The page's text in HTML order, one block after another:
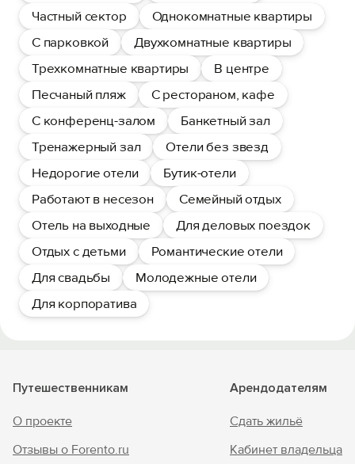
Частный сектор
Однокомнатные квартиры
С парковкой
Двухкомнатные квартиры
Трехкомнатные квартиры
В центре
Песчаный пляж
С рестораном, кафе
С конференц-залом
Банкетный зал
Тренажерный зал
Отели без звезд
Недорогие отели
Бутик-отели
Работают в несезон
Семейный отдых
Отель на выходные
Для деловых поездок
Отдых с детьми
Романтические отели
Для свадьбы
Молодежные отели
Для корпоратива
Путешественникам
О проекте
Отзывы о Forento.ru
Арендодателям
Сдать жильё
Кабинет владельца